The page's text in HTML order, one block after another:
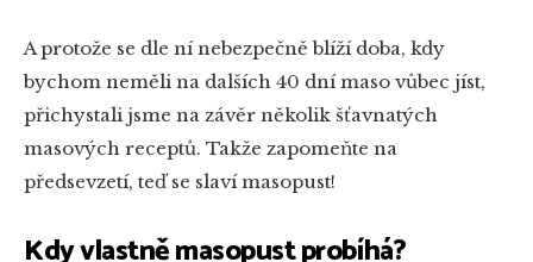
A protože se dle ní nebezpečně blíží doba, kdy
bychom neměli na dalších 40 dní maso vůbec jíst,
přichystali jsme na závěr několik šťavnatých
masových receptů. Takže zapomeňte na
předsevzetí, teď se slaví masopust!
Kdy vlastně masopust probíhá?